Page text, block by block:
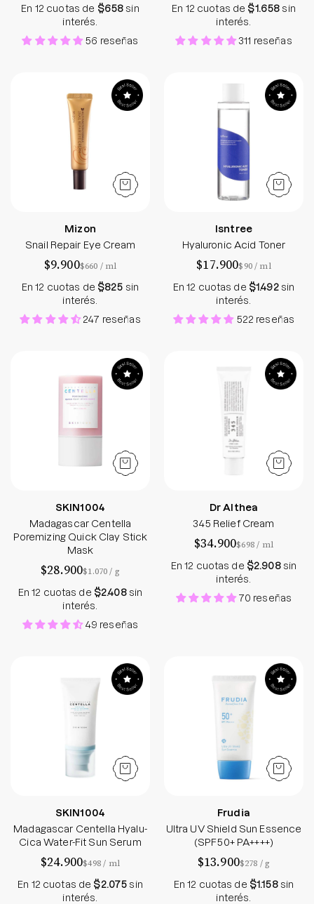
En 12 cuotas de $658sin
interés.
56 reseñas
En 12 cuotas de $1.658sin
interés.
311 reseñas
Snail Repair Eye Cream
Mizon
Snail Repair Eye Cream
$9.900$660 / por
ml
En 12 cuotas de $825 sin
interés.
247 reseñas
Hyaluronic Acid
Isntree
Hyaluronic Acid Toner
$17.900$90/ por
ml
En 12 cuotas de $1.492sin
interés.
522 reseñas
Madagascar Centella Poremizing Quick Clay
SKIN1004
Madagascar Centella
Poremizing Quick Clay Stick
Mask
$28.900$1.070/ por
g
En 12 cuotas de $2.408sin
interés.
49 reseñas
345 Relief
Dr Althea
345 Relief Cream
$34.900$698/ por
ml
En 12 cuotas de $2.908sin
interés.
70 reseñas
Madagascar Centella Hyalu-Cica Water-Fit Sun
SKIN1004
Madagascar Centella Hyalu-
Cica Water-Fit Sun Serum
$24.900$498/ por
ml
En 12 cuotas de $2.075sin
interés.
Ultra UV Shield
Frudia
Ultra UV Shield Sun Essence
(SPF50+ PA++++)
$13.900$278 / por
g
En 12 cuotas de $1.158sin
interés.